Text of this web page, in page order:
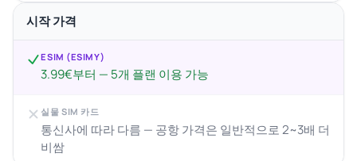
시작 가격
ESIM (ESIMY)
3.99€부터 — 5개 플랜 이용 가능
실물 SIM 카드
통신사에 따라 다름 — 공항 가격은 일반적으로 2~3배 더
비쌈